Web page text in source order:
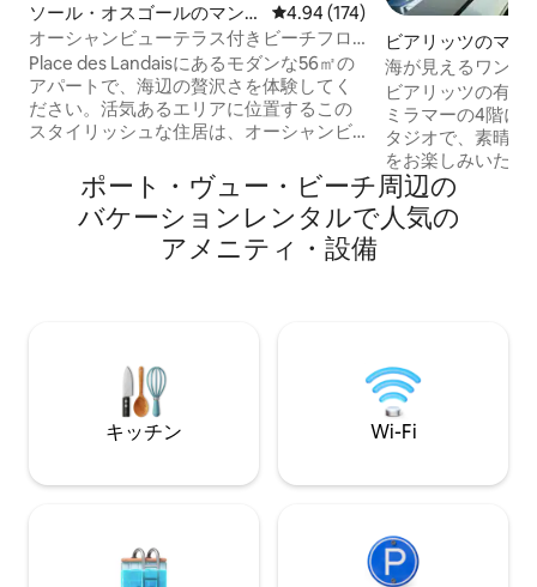
ソール・オスゴールのマンシ
ョン・アパート
レビュー174件、5つ星中4.94つ
4.94 (174)
オーシャンビューテラス付きビーチフロ
ントのスタイリッシュなアパート
Place des Landaisにあるモダンな56㎡の
アパートで、海辺の贅沢さを体験してく
ださい。活気あるエリアに位置するこの
スタイリッシュな住居は、オーシャンビ
できます。2つの豪華なベッドルームで快
適に眠り、清潔なフルバスルームでリフ
レッシュしてください。ランド海岸の中
心部に位置し、地元のカフェ、ブティッ
ク、レストラン、バー、そして果てしな
ビアリッツのマン
パート
海が見えるワンル
ビアリッツの有
ミラマーの4階に
タジオで、素晴ら
をお楽しみいただけます。
る8㎡のバルコニ
オーシャンビューが
ご利用いただける
う、あらゆるもの
ポート・ヴュー・ビーチ⁠周⁠辺⁠の
バ⁠ケ⁠ー⁠シ⁠ョ⁠ン⁠レ⁠ン⁠タ⁠ル⁠で人⁠気⁠の
ア⁠メ⁠ニ⁠テ⁠ィ⁠・⁠設⁠備
キッチン Wi-Fi